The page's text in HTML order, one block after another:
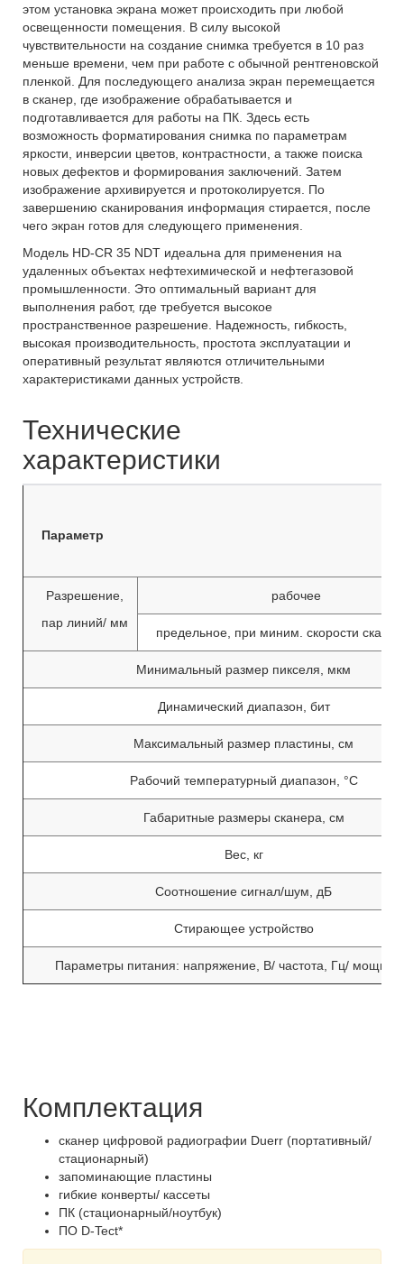
этом установка экрана может происходить при любой
освещенности помещения. В силу высокой
чувствительности на создание снимка требуется в 10 раз
меньше времени, чем при работе с обычной рентгеновской
пленкой. Для последующего анализа экран перемещается
в сканер, где изображение обрабатывается и
подготавливается для работы на ПК. Здесь есть
возможность форматирования снимка по параметрам
яркости, инверсии цветов, контрастности, а также поиска
новых дефектов и формирования заключений. Затем
изображение архивируется и протоколируется. По
завершению cканирования информация стирается, после
чего экран готов для следующего применения.
Модель HD-CR 35 NDT идеальна для применения на
удаленных объектах нефтехимической и нефтегазовой
промышленности. Это оптимальный вариант для
выполнения работ, где требуется высокое
пространственное разрешение. Надежность, гибкость,
высокая производительность, простота эксплуатации и
оперативный результат являются отличительными
характеристиками данных устройств.
Технические
характеристики
Параметр
Разрешение,
пар линий/ мм
рабочее
предельное, при миним. скорости
Минимальный размер пикселя, мкм
Динамический диапазон, бит
Максимальный размер пластины, см
Рабочий температурный диапазон, °С
Габаритные размеры сканера, см
Вес, кг
Соотношение сигнал/шум, дБ
Стирающее устройство
Параметры питания: напряжение, В/ частота, Гц/
Комплектация
сканер цифровой радиографии Duerr (портативный/
стационарный)
запоминающие пластины
гибкие конверты/ кассеты
ПК (стационарный/ноутбук)
ПО D-Tect*